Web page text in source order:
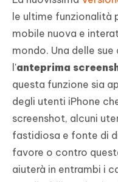
iAnyGo
le ultime funzionalità
mobile nuova e
mondo. Una delle
l'anteprima
questa funzione sia
degli utenti iPhone
screenshot, alcuni
fastidiosa e fonte di
favore o contro
aiuterà in entrambi i